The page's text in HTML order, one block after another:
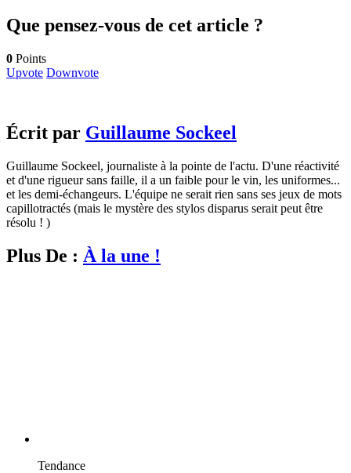
Que pensez-vous de cet article ?
0 Points
Upvote Downvote
Écrit par Guillaume Sockeel
Guillaume Sockeel, journaliste à la pointe de l'actu. D'une réactivité
et d'une rigueur sans faille, il a un faible pour le vin, les uniformes...
et les demi-échangeurs. L'équipe ne serait rien sans ses jeux de mots
capillotractés (mais le mystère des stylos disparus serait peut être
résolu ! )
Plus De : À la une !
Tendance